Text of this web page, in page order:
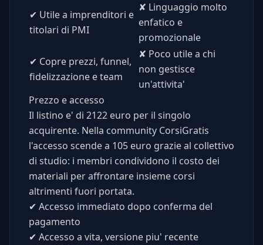
✔ Utile a imprenditori e
titolari di PMI
✘ Linguaggio molto
enfatico e
promozionale
✔ Copre prezzi, funnel,
fidelizzazione e team
✘ Poco utile a chi
non gestisce
un'attivita'
Prezzo e accesso
Il listino e' di 2122 euro per il singolo
acquirente. Nella community CorsiGratis
l'accesso scende a 105 euro grazie al collettivo
di studio: i membri condividono il costo dei
materiali per affrontare insieme corsi
altrimenti fuori portata.
✔ Accesso immediato dopo conferma del
pagamento
✔ Accesso a vita, versione piu' recente